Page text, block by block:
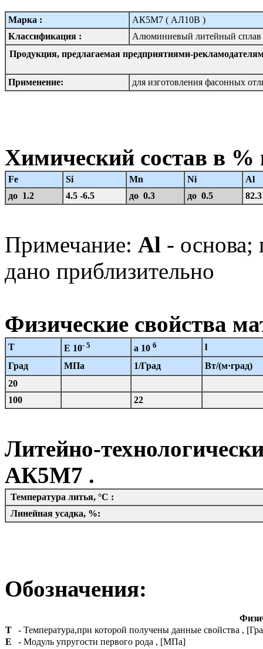
Марка :
АК5М7 ( АЛ10В )
Классификация :
Алюминиевый литейный сплав
Продукция, предлагаемая предприятиями-
Применение: для изготовления фасонных
Химический состав в
Fe Si Mn Ni
Al
до 1.2
4.5 -6.5 до 0.3 до 0.5
Примечание: Al - основа;
дано приблизительно
Физические свойства
T E 10- 5 a 10 6
l
Град
МПа 1/Град
Вт/(м·град)
20
100
22
Литейно-
АК5М7 .
Температура литья, °C :
Линейная усадка, %:
Обозначения:
T
- Температура,при которой получены данные свойства ,
E
- Модуль упругости первого рода , [МПа]